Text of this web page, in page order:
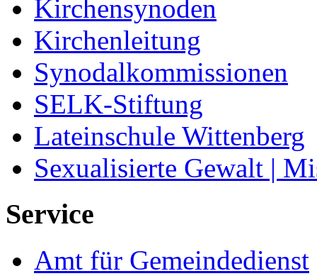
Kirchensynoden
Kirchenleitung
Synodalkommissionen
SELK-Stiftung
Lateinschule Wittenberg
Sexualisierte Gewalt |
Service
Amt für Gemeindedienst